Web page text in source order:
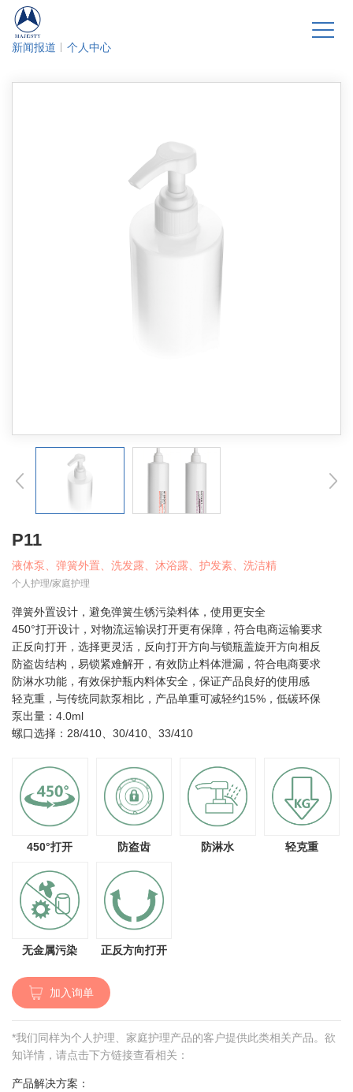
新闻报道 个人中心
P11
液体泵、弹簧外置、洗发露、沐浴露、护发素、洗洁精
个人护理/家庭护理
弹簧外置设计，避免弹簧生锈污染料体，使用更安全
450°打开设计，对物流运输误打开更有保障，符合电商运输要求
正反向打开，选择更灵活，反向打开方向与锁瓶盖旋开方向相反
防盗齿结构，易锁紧难解开，有效防止料体泄漏，符合电商要求
防淋水功能，有效保护瓶内料体安全，保证产品良好的使用感
轻克重，与传统同款泵相比，产品单重可减轻约15%，低碳环保
泵出量：4.0ml
螺口选择：28/410、30/410、33/410
450°打开 防盗齿 防淋水 轻克重
无金属污染 正反方向打开
加入询单
*我们同样为个人护理、家庭护理产品的客户提供此类相关产品。欲
知详情，请点击下方链接查看相关：
产品解决方案：